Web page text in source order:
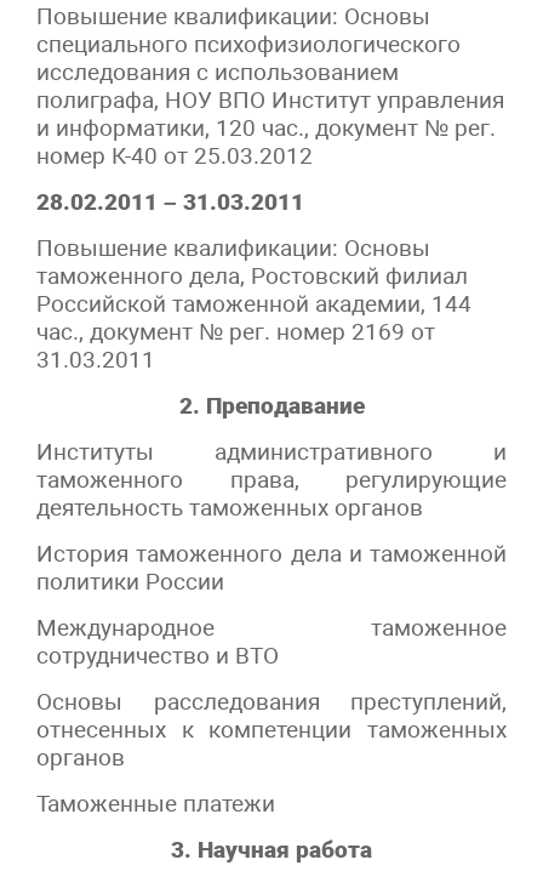
Повышение квалификации: Основы
специального психофизиологического
исследования с использованием
полиграфа, НОУ ВПО Институт управления
и информатики, 120 час., документ № рег.
номер К-40 от 25.03.2012
28.02.2011 – 31.03.2011
Повышение квалификации: Основы
таможенного дела, Ростовский филиал
Российской таможенной академии, 144
час., документ № рег. номер 2169 от
31.03.2011
2. Преподавание
Институты административного и
таможенного права, регулирующие
деятельность таможенных органов
История таможенного дела и таможенной
политики России
Международное таможенное
сотрудничество и ВТО
Основы расследования преступлений,
отнесенных к компетенции таможенных
органов
Таможенные платежи
3. Научная работа